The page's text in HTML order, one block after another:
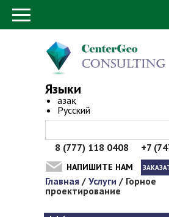
Языки
Қазақ
Русский
8 (777) 118 0408 +7
НАПИШИТЕ НАМ
Вы здесь
Главная / Услуги / Горное
проектирование